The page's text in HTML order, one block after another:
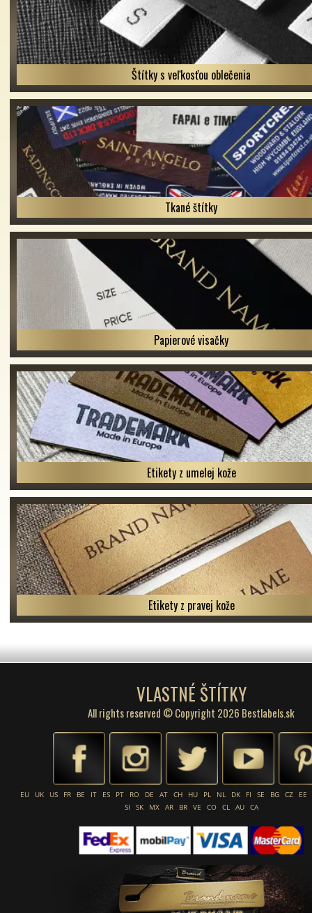
Štítky s veľkosťou oblečenia
Tkané štítky
Papierové visačky
Etikety z umelej kože
Etikety z pravej kože
VLASTNÉ ŠTÍTKY
All rights reserved © Copyright 2026 Bestlabels.sk
EU UK US FR BE IT ES PT RO DE AT CH HU PL NL DK FI SE BG CZ
EE
SI
SK MX AR BR VE CO CL AU CA